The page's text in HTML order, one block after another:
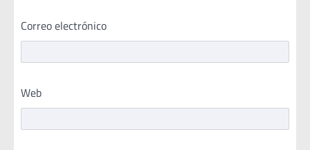
Correo electrónico
Web